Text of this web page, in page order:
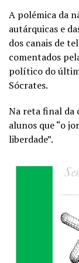
A polémica da
autárquicas e
dos canais de
comentados
político do
Sócrates.
Na reta final da
alunos que “o
liberdade”.